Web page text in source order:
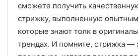
сможете получить
стрижку, выполненную
которые знают толк в
трендах. И помните, стрижка —